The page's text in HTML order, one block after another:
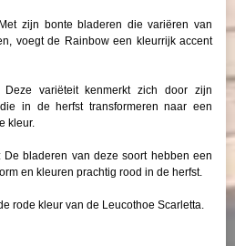
zijn bonte bladeren die variëren van
voegt de Rainbow een kleurrijk accent
Deze variëteit kenmerkt zich door zijn
in de herfst transformeren naar een
kleur.
: De bladeren van deze soort hebben een
en kleuren prachtig rood in de herfst.
rode kleur van de Leucothoe Scarletta.